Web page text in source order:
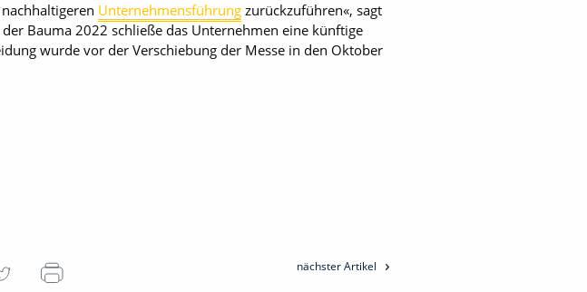
Unternehmensführung zurückzuführen«, sagt
Bauma 2022 schließe das Unternehmen eine künftige
wurde vor der Verschiebung der Messe in den Oktober
nächster Artikel